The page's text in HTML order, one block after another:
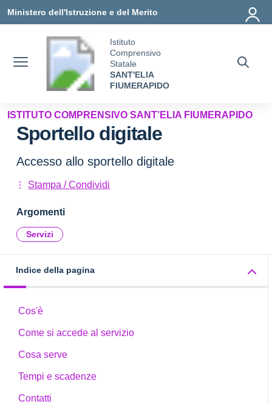
Ministero dell'Istruzione e del Merito
Istituto
Comprensivo
Statale
SANT'ELIA
FIUMERAPIDO
ISTITUTO COMPRENSIVO SANT’ELIA FIUMERAPIDO
Sportello digitale
Accesso allo sportello digitale
Stampa / Condividi
Argomenti
Servizi
Indice della pagina
Cos'è
Come si accede al servizio
Cosa serve
Tempi e scadenze
Contatti